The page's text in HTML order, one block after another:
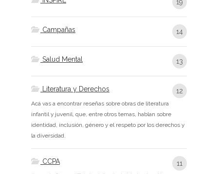
19
Campañas 14
Salud Mental 13
Literatura y Derechos 12
Acá vas a encontrar reseñas sobre obras de literatura
infantil y juvenil, que, entre otros temas, hablan sobre
identidad, inclusión, género y el respeto por los derechos y
la diversidad.
CCPA 11